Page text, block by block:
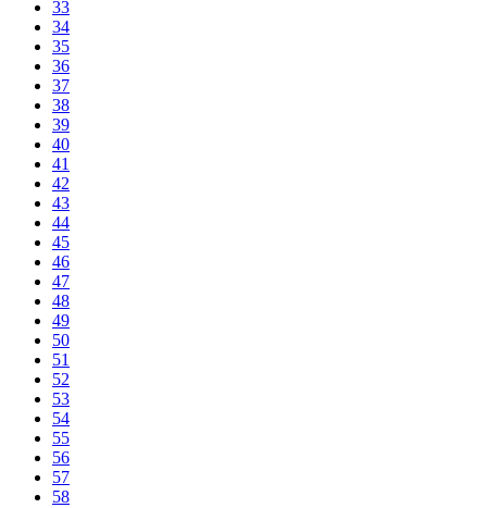
33
34
35
36
37
38
39
40
41
42
43
44
45
46
47
48
49
50
51
52
53
54
55
56
57
58